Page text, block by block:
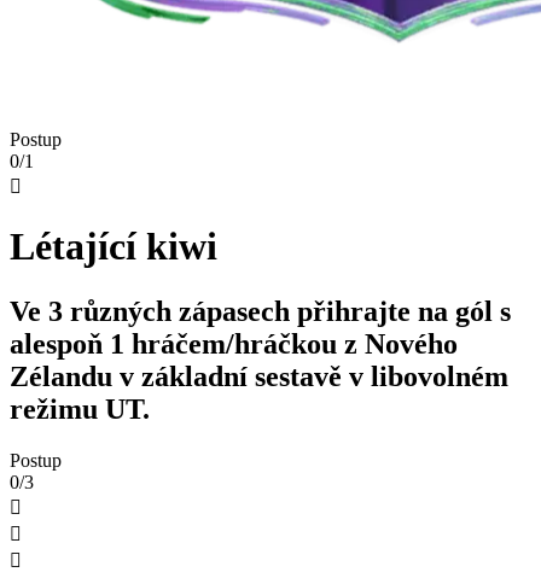
Postup
0/1

Létající kiwi
Ve 3 různých zápasech přihrajte na gól s
alespoň 1 hráčem/hráčkou z Nového
Zélandu v základní sestavě v libovolném
režimu UT.
Postup
0/3


